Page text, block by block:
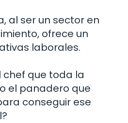
al ser un sector en
ofrece un
laborales.
chef que toda la
el panadero que
conseguir ese